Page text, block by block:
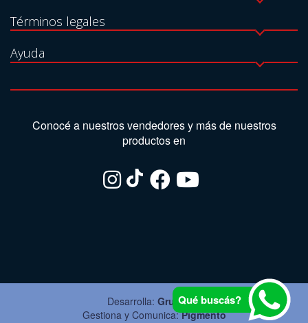
Términos legales
Ayuda
Conocé a nuestros vendedores y más de nuestros
productos en
Qué buscás?
Desarrolla: Grupo Ite
Gestiona y Comunica:Pigmento